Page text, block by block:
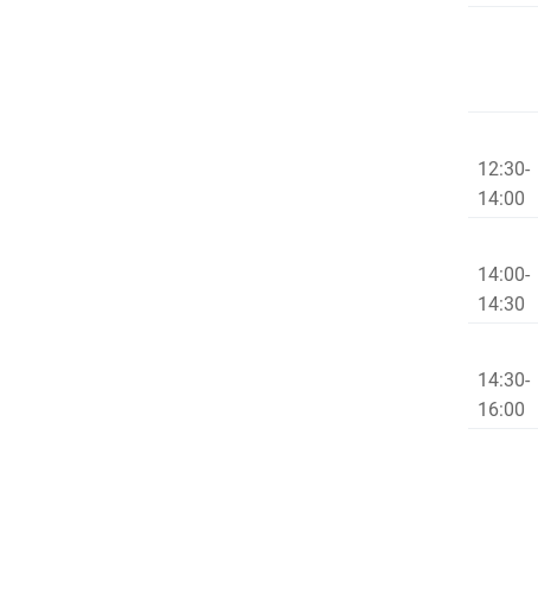
12:30-
14:00
14:00-
14:30
14:30-
16:00